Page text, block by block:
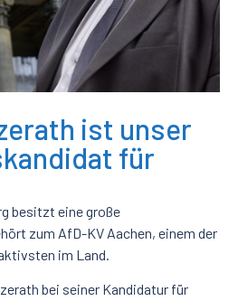
ist unser
für
besitzt eine große
zum AfD-KV Aachen, einem der
im Land.
bei seiner Kandidatur für